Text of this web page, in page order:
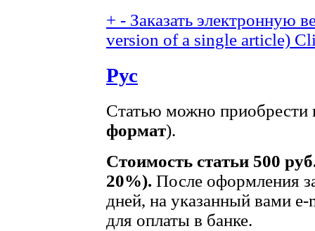
+ - Заказать электронную
version of a single article)
Рус
Статью можно приобрести
формат).
Стоимость статьи 500
20%). После оформления
дней, на указанный вами
для оплаты в банке.